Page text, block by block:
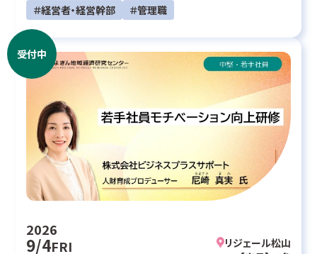
＃経営者・経営幹部 ＃管理職
受付中
2026
9/4FRI
リジェール松山